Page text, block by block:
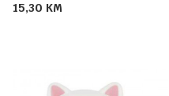
15,30 KM